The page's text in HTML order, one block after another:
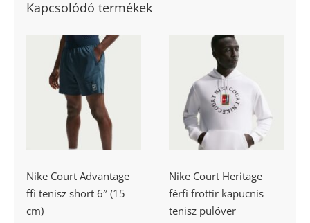
Kapcsolódó termékek
Nike Court
Advantage ffi
tenisz short 6″
(15 cm)
Nike Court Advantage
ffi tenisz short 6″ (15
cm)
Nike Court
Heritage férfi
frottír kapucnis
tenisz pulóver
Nike Court Heritage
férfi frottír kapucnis
tenisz pulóver